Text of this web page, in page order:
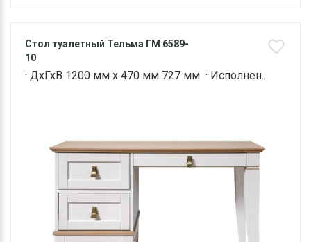
Стол туалетный Тельма ГМ 6589-
10
· ДхГхВ 1200 мм х 470 мм 727 мм · Исполнен..